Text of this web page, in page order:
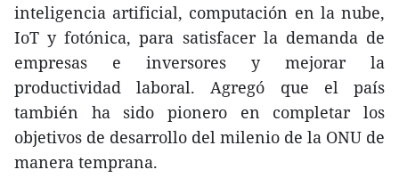
inteligencia artificial, computación en la nube,
IoT y fotónica, para satisfacer la demanda de
empresas e inversores y mejorar la
productividad laboral. Agregó que el país
también ha sido pionero en completar los
objetivos de desarrollo del milenio de la ONU de
manera temprana.